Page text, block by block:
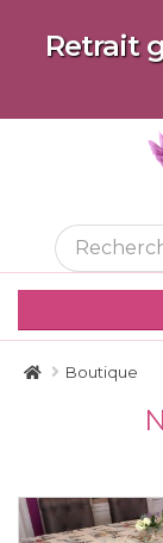
Retrait
Boutique